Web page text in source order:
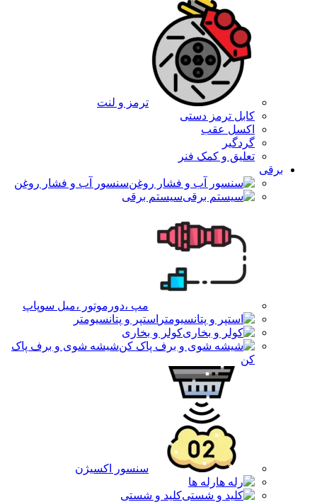
ترمز و لنت
کابل ترمز دستی
اکسل عقب
گردگیر
تعلیق و کمک فنر
برقی
سنسور آب و فشار روغن
سیستم برقی
مپ ،دورموتور ،میل سوپاپ
استپر و پتانسیومتر
کولر و بخاری
شیشه شوی و برف پاک
کن
سنسور اکسیژن
رله ها
کلید و شستی